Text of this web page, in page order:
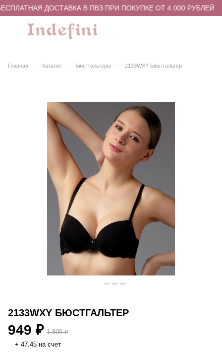
ДОСТАВКА В ПВЗ ПРИ ПОКУПКЕ ОТ 4 000 РУБЛЕЙ
Главная – Каталог – Бюстгальтеры – 2133WXY Бюстгальтер
2133WXY БЮСТГАЛЬТЕР
949 ₽ 1 899 ₽
+ 47.45 на счет